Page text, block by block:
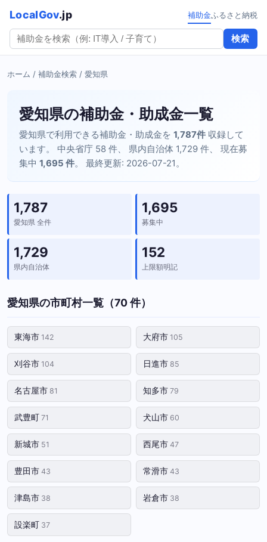
LocalGov.jp
検索
補助金ふるさと納税
ホーム / 補助金検索 / 愛知県
愛知県の補助金・助成金一覧
愛知県で利用できる補助金・助成金を 1,787件 収録して
います。 中央省庁 58 件、 県内自治体 1,729 件、 現在募
集中 1,695 件。 最終更新: 2026-07-21。
1,787
愛知県 全件
1,695
募集中
1,729
県内自治体
152
上限額明記
愛知県の市町村一覧（70 件）
東海市 142 大府市 105
刈谷市 104 日進市 85
名古屋市 81 知多市 79
武豊町 71 犬山市 60
新城市 51 西尾市 47
豊田市 43 常滑市 43
津島市 38 岩倉市 38
設楽町 37